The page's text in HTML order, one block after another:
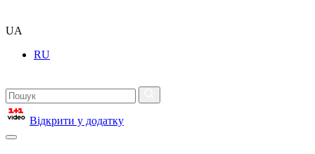
UA
RU
Відкрити у додатку